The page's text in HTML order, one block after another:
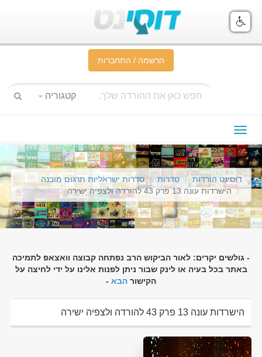
הרשמה / התחברות
קטגוריה
תפריט
ניווט
דוסינט הורדות סדרות
סדרות ישראליות תרגום מובנה
הישרדות עונה 13 פרק 43 להורדה ולצפיה ישירה
- גולשים יקרים: לאור הביקוש הרב נפתחה קבוצה וואצאפ לתמיכה
באתר בכל בעיה או לינק שבור ניתן לפנות אלינו על ידי לחיצה על
הקישור הבא -
הישרדות עונה 13 פרק 43 להורדה ולצפיה ישירה